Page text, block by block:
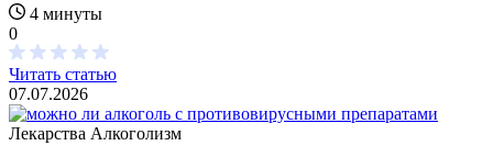
4 минуты
0
Читать статью
07.07.2026
Лекарства Алкоголизм